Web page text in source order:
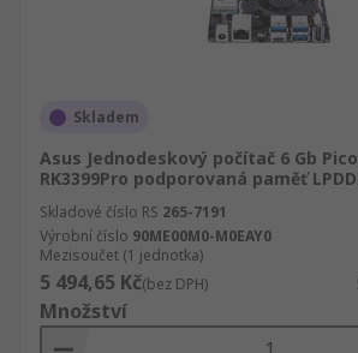
Skladem
Asus Jednodeskový počítač 6 Gb
RK3399Pro podporovaná paměť
Skladové číslo RS 265-7191
Výrobní číslo 90ME00M0-M0EAY0
Mezisoučet (1 jednotka)
5 494,65 Kč(bez DPH)
Množství